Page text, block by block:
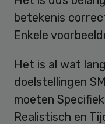
betekenis
Enkele
Het is al wat
doelstellingen
moeten
Realistisch en